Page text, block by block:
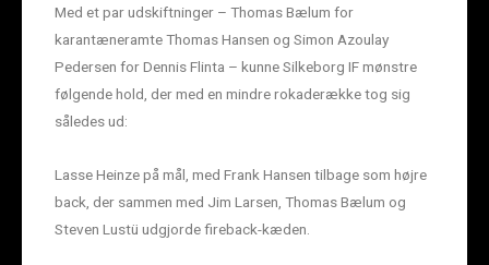
Med et par udskiftninger – Thomas Bælum for
karantæneramte Thomas Hansen og Simon Azoulay
Pedersen for Dennis Flinta – kunne Silkeborg IF mønstre
følgende hold, der med en mindre rokaderække tog sig
således ud:
Lasse Heinze på mål, med Frank Hansen tilbage som højre
back, der sammen med Jim Larsen, Thomas Bælum og
Steven Lustü udgjorde fireback-kæden.